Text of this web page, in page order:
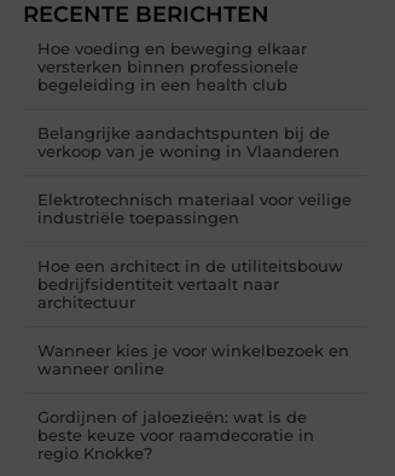
RECENTE BERICHTEN
Hoe voeding en beweging elkaar
versterken binnen professionele
begeleiding in een health club
Belangrijke aandachtspunten bij de
verkoop van je woning in Vlaanderen
Elektrotechnisch materiaal voor veilige
industriële toepassingen
Hoe een architect in de utiliteitsbouw
bedrijfsidentiteit vertaalt naar
architectuur
Wanneer kies je voor winkelbezoek en
wanneer online
Gordijnen of jaloezieën: wat is de
beste keuze voor raamdecoratie in
regio Knokke?